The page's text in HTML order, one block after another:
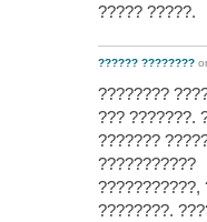
????? ?????.
?????? ????????
????????
??? ???????.
???????
???????????
???????????,
????????.